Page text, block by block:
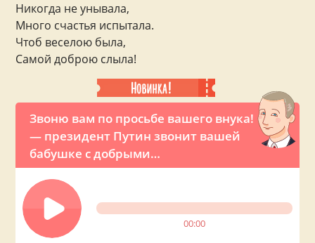
Звоню вам по просьбе вашего внука!
— президент Путин звонит вашей
бабушке с добрыми
поздравлениями по телефону
00:00
Никогда не унывала,
Много счастья испытала.
Чтоб веселою была,
Самой доброю слыла!